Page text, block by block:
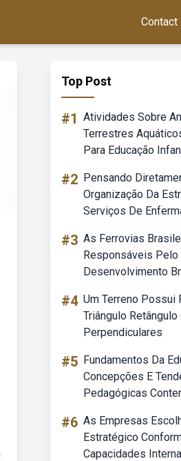
Contact
Top Post
#1 Atividades Sobre
Terrestres
Para Educação
#2 Pensando
Organização Da
Serviços De
#3 As Ferrovias
Responsáveis Pelo
Desenvolvimento
#4 Um Terreno Possui
Triângulo
Perpendiculares
#5 Fundamentos Da
Concepções E
Pedagógicas
#6 As Empresas
Estratégico
Capacidades